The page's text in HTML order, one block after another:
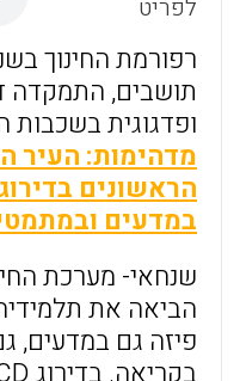
לפריט
תושבים, התמקדה
ופדגוגית בשכבות
מדהימות: העיר
הראשונים
במדעים
שנחאי- מערכת
הביאה את
פיזה גם במדעים,